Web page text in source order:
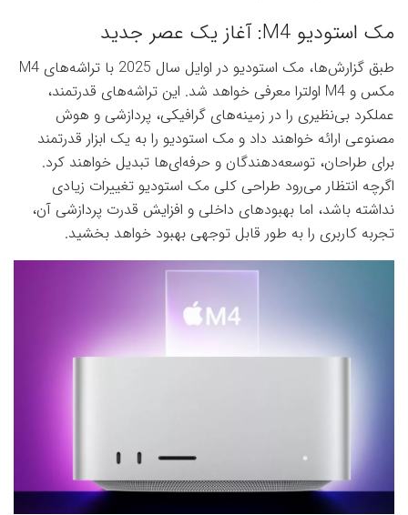
مک استودیو M4: آغاز یک عصر جدید
طبق گزارش‌ها، مک استودیو در اوایل سال 2025 با تراشه‌های M4
مکس و M4 اولترا معرفی خواهد شد. این تراشه‌های قدرتمند،
عملکرد بی‌نظیری را در زمینه‌های گرافیکی، پردازشی و هوش
مصنوعی ارائه خواهند داد و مک استودیو را به یک ابزار قدرتمند
برای طراحان، توسعه‌دهندگان و حرفه‌ای‌ها تبدیل خواهند کرد.
اگرچه انتظار می‌رود طراحی کلی مک استودیو تغییرات زیادی
نداشته باشد، اما بهبودهای داخلی و افزایش قدرت پردازشی آن،
تجربه کاربری را به طور قابل توجهی بهبود خواهد بخشید.